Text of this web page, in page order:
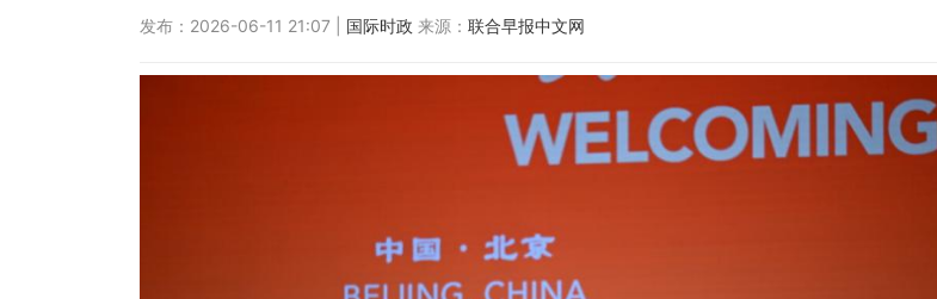
发布：2026-06-11 21:07 | 国际时政 来源： 联合早报中文网